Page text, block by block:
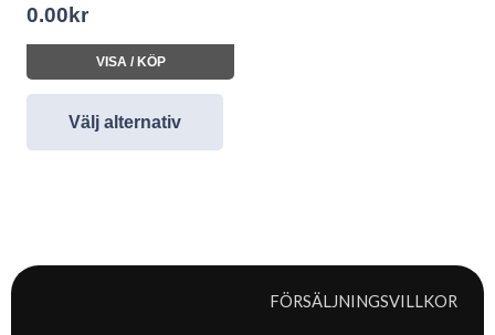
0.00 kr
VISA / KÖP
Välj alternativ
FÖRSÄLJNINGSVILLKOR